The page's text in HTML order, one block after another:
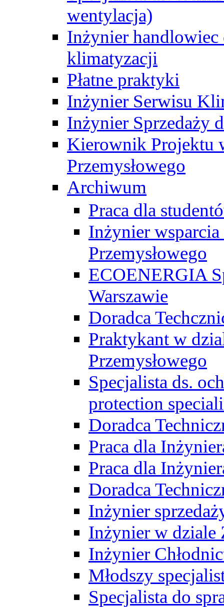
wentylacja)
Inżynier handlowiec
klimatyzacji
Płatne praktyki
Inżynier Serwisu
Inżynier Sprzedaży
Kierownik Projektu
Przemysłowego
Archiwum
Praca dla
Inżynier wsparcia
Przemysłowego
ECOENERGIA
Warszawie
Doradca
Praktykant w
Przemysłowego
Specjalista ds.
protection
Doradca
Praca dla
Praca dla
Doradca
Inżynier
Inżynier w dziale
Inżynier
Młodszy
Specjalista do